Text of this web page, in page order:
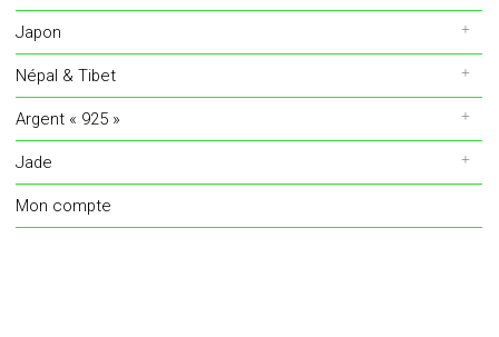
Japon
Népal & Tibet
Argent « 925 »
Jade
Mon compte